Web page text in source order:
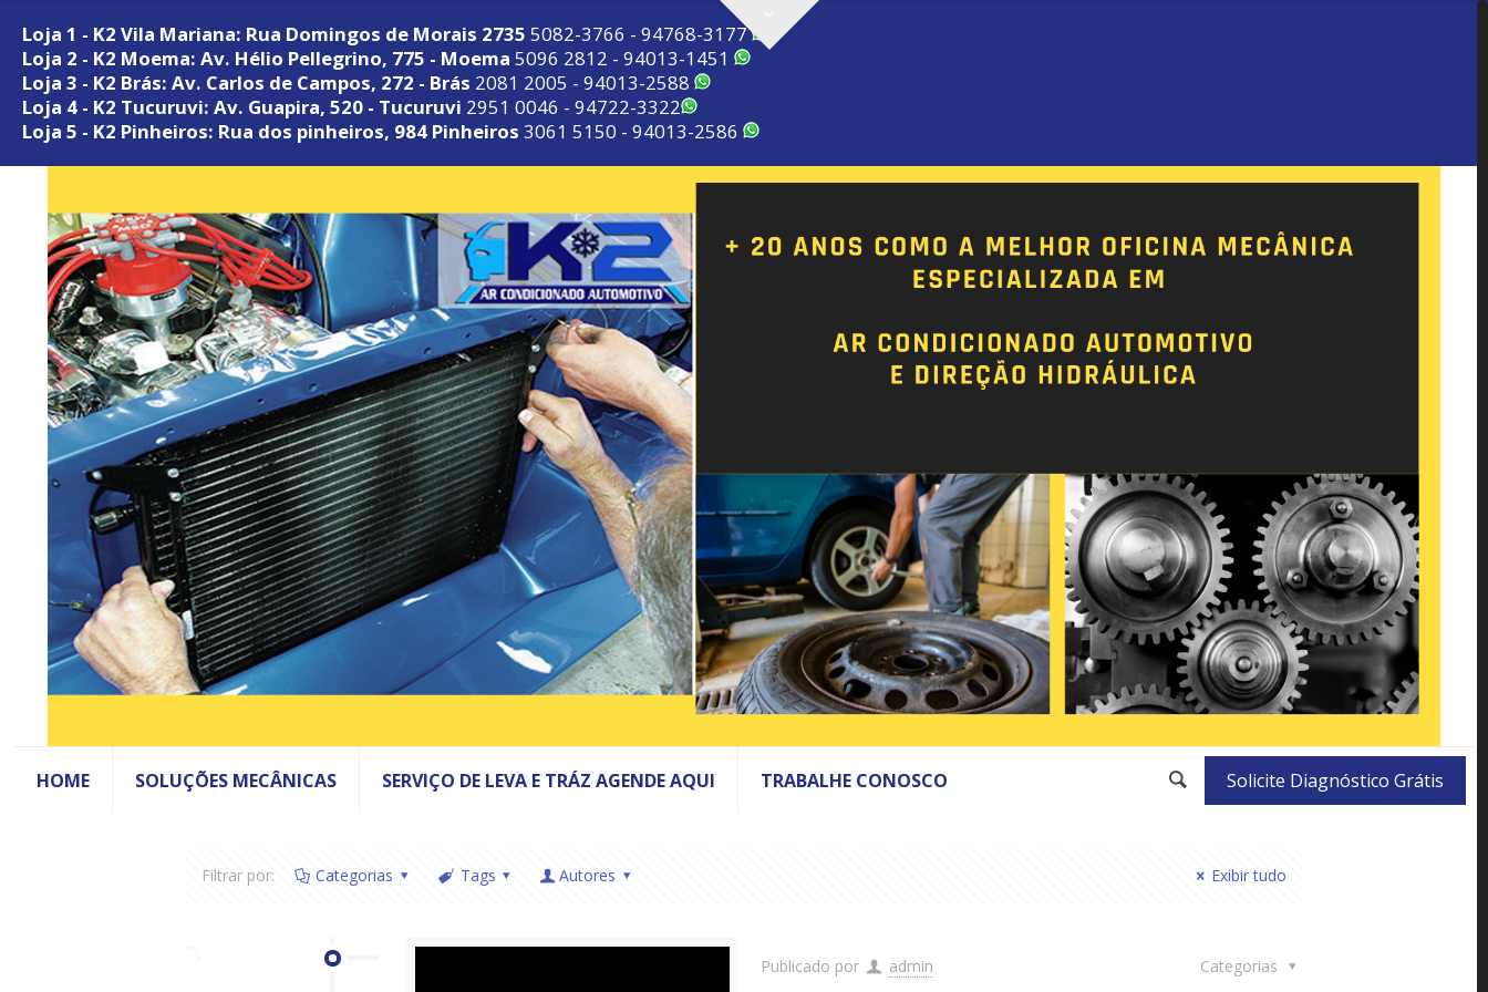
Loja 1 - K2 Vila Mariana: Rua Domingos de Morais 2735 5082-3766 - 94768-3177
Loja 2 - K2 Moema: Av. Hélio Pellegrino, 775 - Moema 5096 2812 - 94013-1451
Loja 3 - K2 Brás: Av. Carlos de Campos, 272 - Brás 2081 2005 - 94013-2588
Loja 4 - K2 Tucuruvi: Av. Guapira, 520 - Tucuruvi 2951 0046 - 94722-3322
Loja 5 - K2 Pinheiros: Rua dos pinheiros, 984 Pinheiros 3061 5150 - 94013-2586
HOME SOLUÇÕES MECÂNICAS SERVIÇO DE LEVA E TRÁZ AGENDE AQUI TRABALHE CONOSCO Solicite Diagnóstico Grátis
Filtrar por: Categorias Tags Autores Exibir tudo
Publicado por admin Categorias